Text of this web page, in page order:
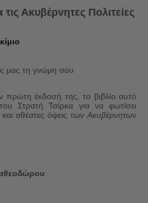
Ακυβέρνητες Πολιτείες
μας τη γνώμη σου
έκδοσή της, το βιβλίο αυτό
Στρατή Τσίρκα για να φωτίσει
και αθέατες όψεις των Ακυβέρνητων